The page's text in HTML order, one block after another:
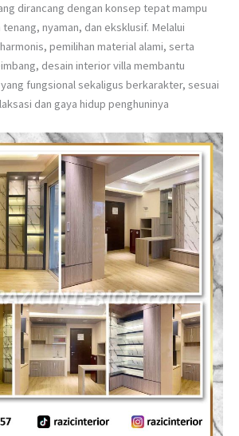
dirancang dengan konsep tepat mampu
nyaman, dan eksklusif. Melalui
pemilihan material alami, serta
desain interior villa membantu
fungsional sekaligus berkarakter, sesuai
dan gaya hidup penghuninya